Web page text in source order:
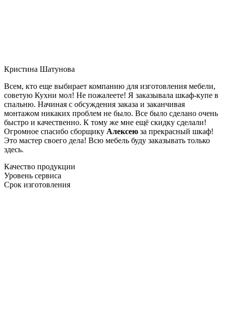
Кристина Шатунова
Всем, кто еще выбирает компанию для изготовления мебели,
советую Кухни мол! Не пожалеете! Я заказывала шкаф-купе в
спальню. Начиная с обсуждения заказа и заканчивая
монтажом никаких проблем не было. Все было сделано очень
быстро и качественно. К тому же мне ещё скидку сделали!
Огромное спасибо сборщику Алексею за прекрасный шкаф!
Это мастер своего дела! Всю мебель буду заказывать только
здесь.
Качество продукции
Уровень сервиса
Срок изготовления